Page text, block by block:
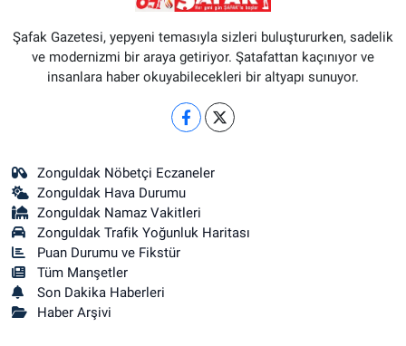
Şafak Gazetesi, yepyeni temasıyla sizleri buluştururken, sadelik
ve modernizmi bir araya getiriyor. Şatafattan kaçınıyor ve
insanlara haber okuyabilecekleri bir altyapı sunuyor.
Zonguldak Nöbetçi Eczaneler
Zonguldak Hava Durumu
Zonguldak Namaz Vakitleri
Zonguldak Trafik Yoğunluk Haritası
Puan Durumu ve Fikstür
Tüm Manşetler
Son Dakika Haberleri
Haber Arşivi